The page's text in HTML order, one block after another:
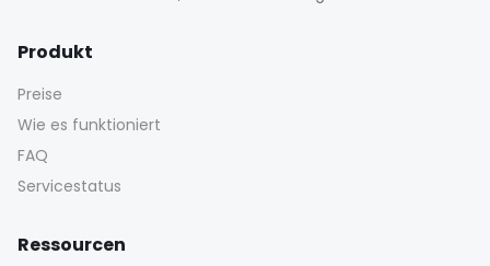
Produkt
Preise
Wie es funktioniert
FAQ
Servicestatus
Ressourcen